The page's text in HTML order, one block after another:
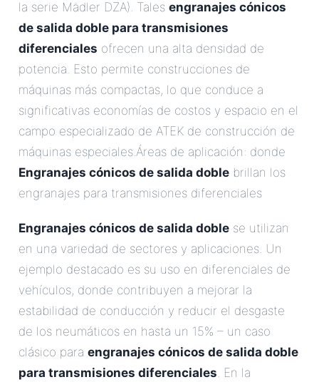
la serie Mädler DZA). Tales engranajes cónicos
de salida doble para transmisiones
diferenciales ofrecen una alta densidad de
potencia. Esto permite construcciones de
máquinas más compactas, lo que conduce a
significativas economías de costos y espacio en el
campo especializado de ATEK de construcción de
máquinas especiales.Áreas de aplicación: donde
Engranajes cónicos de salida doble brillan los
engranajes para transmisiones diferenciales
Engranajes cónicos de salida doble se utilizan
en una variedad de sectores y aplicaciones. Un
ejemplo destacado es su uso en diferenciales de
vehículos, donde contribuyen a mejorar la
estabilidad de conducción y reducir el desgaste
de los neumáticos en hasta un 15% – un caso
clásico para engranajes cónicos de salida doble
para transmisiones diferenciales. En la